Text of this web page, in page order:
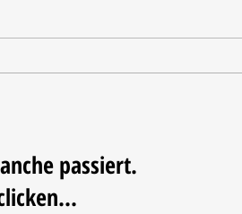
passiert.